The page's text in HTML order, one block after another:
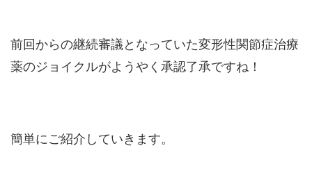
前回からの継続審議となっていた変形性関節症治療
薬のジョイクルがようやく承認了承ですね！
簡単にご紹介していきます。